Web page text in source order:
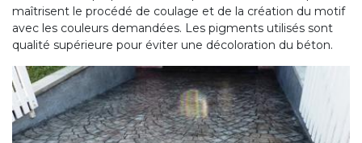
maîtrisent le procédé de coulage et de la création du motif
avec les couleurs demandées. Les pigments utilisés sont
qualité supérieure pour éviter une décoloration du béton.